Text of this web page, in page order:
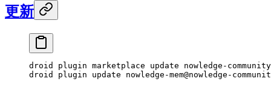
更新
droid plugin marketplace update nowledge-community
droid
plugin update nowledge-mem@nowledge-